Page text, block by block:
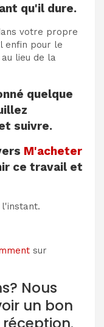
qu'il dure.
votre propre
enfin pour le
lieu de la
quelque
suivre.
M'acheter
ce travail et
l'instant.
sur
Nous
un bon